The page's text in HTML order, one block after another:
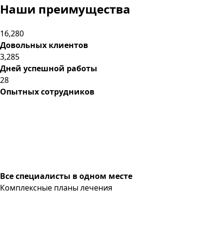
Наши преимущества
16,280
Довольных клиентов
3,285
Дней успешной работы
28
Опытных сотрудников
Все специалисты в одном месте
Комплексные планы лечения